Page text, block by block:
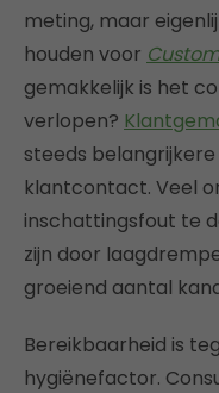
meting, maar
houden voor
gemakkelijk is het
verlopen?
steeds
klantcontact. Veel
inschattingsfout te
zijn door
groeiend aantal
Bereikbaarheid is
hygiënefactor.